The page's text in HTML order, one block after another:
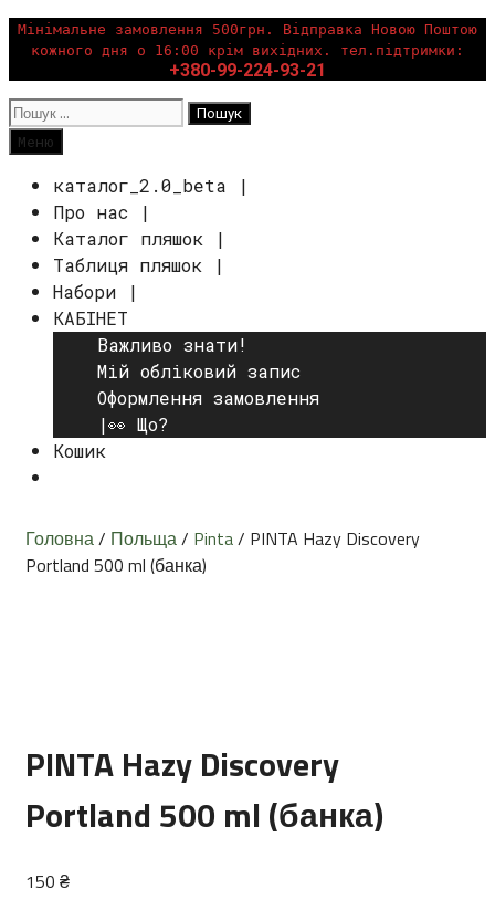
Перейти
вмісту
Мінімальне замовлення 500грн. Відправка Новою Поштою
кожного дня о 16:00 крім вихідних. тел.підтримки:
+380-99-224-93-21
Пошук:
Пошук
Меню
каталог_2.0_beta |
Про нас |
Каталог пляшок |
Таблиця пляшок |
Набори |
КАБІНЕТ
Важливо знати!
Мій обліковий запис
Оформлення замовлення
|👀 Що?
Кошик
Головна/ Польща/ Pinta/ PINTA Hazy Discovery
Portland 500 ml (банка)
PINTA Hazy Discovery
Portland 500 ml (банка)
150 ₴